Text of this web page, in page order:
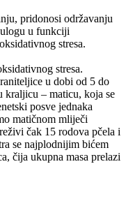
pridonosi održavanju
u funkciji
stresa.
stresa.
u dobi od 5 do
kraljicu – maticu, koja se
posve jednaka
matičnom mliječi
čak 15 rodova pčela i
se najplodnijim bićem
čija ukupna masa prelazi